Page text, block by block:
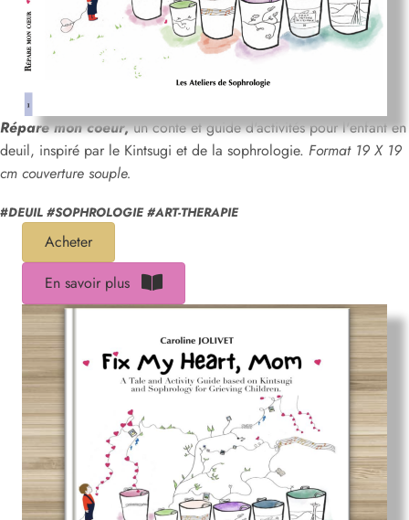
Répare mon coeur,un conte et guide d'activités pour l'enfant en
deuil, inspiré par le Kintsugi et de la sophrologie. Format 19 X 19
cm couverture souple.
#DEUIL #SOPHROLOGIE #ART-THERAPIE
Acheter
En savoir plus